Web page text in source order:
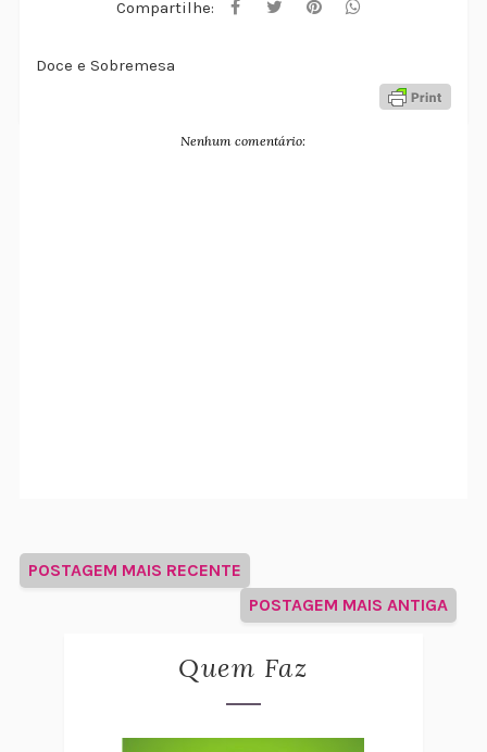
Compartilhe:
Doce e Sobremesa
Nenhum comentário:
POSTAGEM MAIS RECENTE
POSTAGEM MAIS ANTIGA
Quem Faz